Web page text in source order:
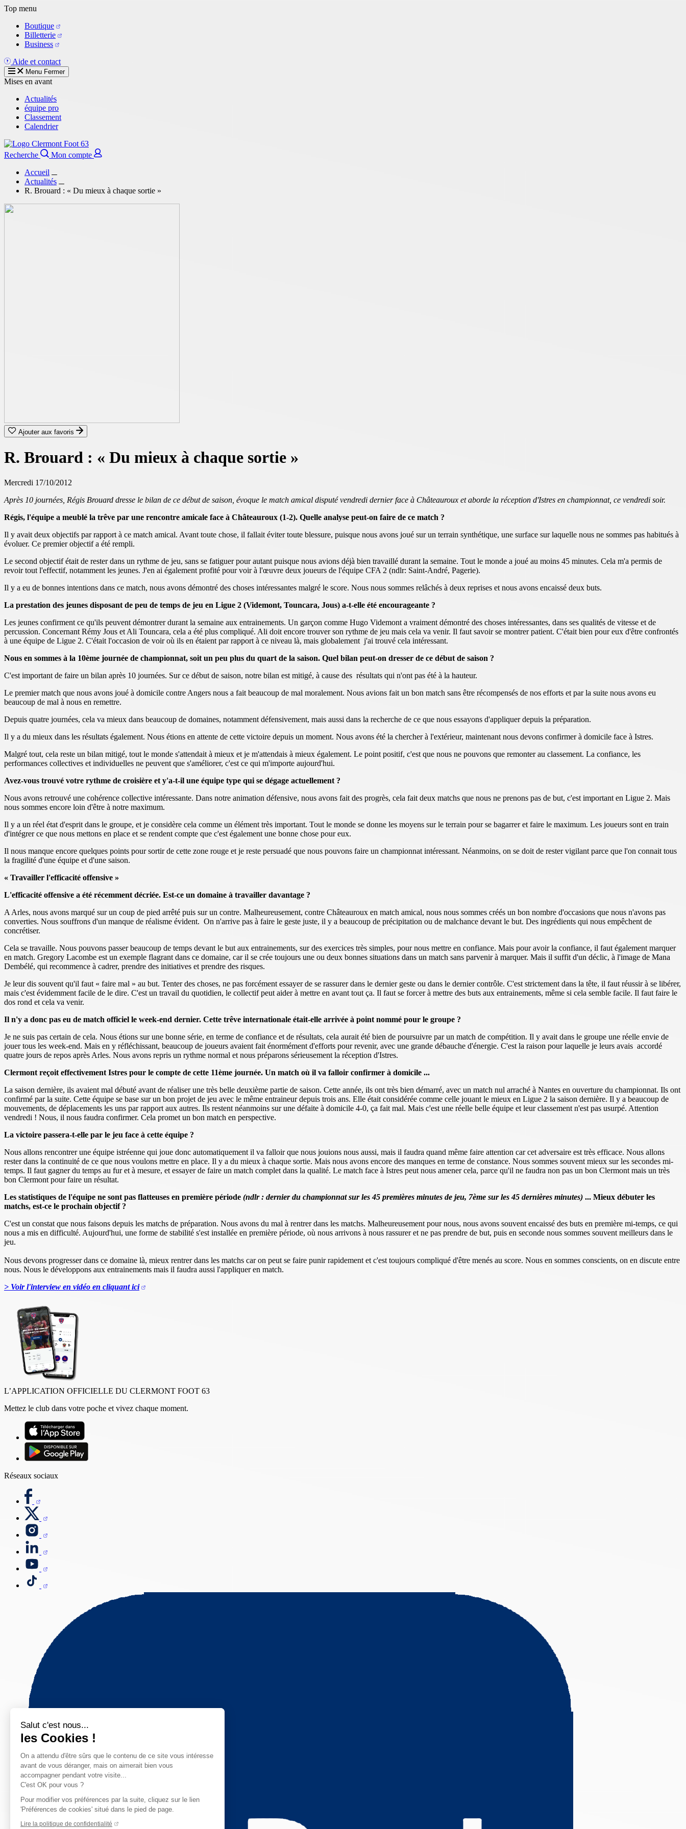
Salut c'est nous...
les Cookies !
On a attendu d'être sûrs que le contenu de ce site vous intéresse
avant de vous déranger, mais on aimerait bien vous
accompagner pendant votre visite...
C'est OK pour vous ?
Pour modifier vos préférences par la suite, cliquez sur le lien
'Préférences de cookies' situé dans le pied de page.
Lire la politique de confidentialité
Aller
contenu
principal
Top menu
Boutique
Billetterie
Business
Aide et contact
Menu Fermer
Mises en avant
Actualités
équipe pro
Classement
Calendrier
Recherche
Mon compte
Accueil
Actualités
R. Brouard : « Du mieux à chaque sortie »
Ajouter aux favoris
R. Brouard : « Du mieux à chaque sortie »
Mercredi 17/10/2012
Après 10 journées, Régis Brouard dresse le bilan de ce début de saison, évoque le match amical disputé vendredi dernier face à Châteauroux et aborde la réception d'Istres en championnat, ce vendredi soir.
Régis, l'équipe a meublé la trêve par une rencontre amicale face à Châteauroux (1-2). Quelle analyse peut-on faire de ce match ?
Il y avait deux objectifs par rapport à ce match amical. Avant toute chose, il fallait éviter toute blessure, puisque nous avons joué sur un terrain synthétique, une surface sur laquelle nous ne sommes pas habitués à
évoluer. Ce premier objectif a été rempli.
Le second objectif était de rester dans un rythme de jeu, sans se fatiguer pour autant puisque nous avions déjà bien travaillé durant la semaine. Tout le monde a joué au moins 45 minutes. Cela m'a permis de
revoir tout l'effectif, notamment les jeunes. J'en ai également profité pour voir à l'œuvre deux joueurs de l'équipe CFA 2 (ndlr: Saint-André, Pagerie).
Il y a eu de bonnes intentions dans ce match, nous avons démontré des choses intéressantes malgré le score. Nous nous sommes relâchés à deux reprises et nous avons encaissé deux buts.
La prestation des jeunes disposant de peu de temps de jeu en Ligue 2 (Videmont, Touncara, Jous) a-t-elle été encourageante ?
Les jeunes confirment ce qu'ils peuvent démontrer durant la semaine aux entrainements. Un garçon comme Hugo Videmont a vraiment démontré des choses intéressantes, dans ses qualités de vitesse et de
percussion. Concernant Rémy Jous et Ali Touncara, cela a été plus compliqué. Ali doit encore trouver son rythme de jeu mais cela va venir. Il faut savoir se montrer patient. C'était bien pour eux d'être confrontés
à une équipe de Ligue 2. C'était l'occasion de voir où ils en étaient par rapport à ce niveau là, mais globalement j'ai trouvé cela intéressant.
Nous en sommes à la 10ème journée de championnat, soit un peu plus du quart de la saison. Quel bilan peut-on dresser de ce début de saison ?
C'est important de faire un bilan après 10 journées. Sur ce début de saison, notre bilan est mitigé, à cause des résultats qui n'ont pas été à la hauteur.
Le premier match que nous avons joué à domicile contre Angers nous a fait beaucoup de mal moralement. Nous avions fait un bon match sans être récompensés de nos efforts et par la suite nous avons eu
beaucoup de mal à nous en remettre.
Depuis quatre journées, cela va mieux dans beaucoup de domaines, notamment défensivement, mais aussi dans la recherche de ce que nous essayons d'appliquer depuis la préparation.
Il y a du mieux dans les résultats également. Nous étions en attente de cette victoire depuis un moment. Nous avons été la chercher à l'extérieur, maintenant nous devons confirmer à domicile face à Istres.
Malgré tout, cela reste un bilan mitigé, tout le monde s'attendait à mieux et je m'attendais à mieux également. Le point positif, c'est que nous ne pouvons que remonter au classement. La confiance, les
performances collectives et individuelles ne peuvent que s'améliorer, c'est ce qui m'importe aujourd'hui.
Avez-vous trouvé votre rythme de croisière et y'a-t-il une équipe type qui se dégage actuellement ?
Nous avons retrouvé une cohérence collective intéressante. Dans notre animation défensive, nous avons fait des progrès, cela fait deux matchs que nous ne prenons pas de but, c'est important en Ligue 2. Mais
nous sommes encore loin d'être à notre maximum.
Il y a un réel état d'esprit dans le groupe, et je considère cela comme un élément très important. Tout le monde se donne les moyens sur le terrain pour se bagarrer et faire le maximum. Les joueurs sont en train
d'intégrer ce que nous mettons en place et se rendent compte que c'est également une bonne chose pour eux.
Il nous manque encore quelques points pour sortir de cette zone rouge et je reste persuadé que nous pouvons faire un championnat intéressant. Néanmoins, on se doit de rester vigilant parce que l'on connait tous
la fragilité d'une équipe et d'une saison.
« Travailler l'efficacité offensive »
L'efficacité offensive a été récemment décriée. Est-ce un domaine à travailler davantage ?
A Arles, nous avons marqué sur un coup de pied arrêté puis sur un contre. Malheureusement, contre Châteauroux en match amical, nous nous sommes créés un bon nombre d'occasions que nous n'avons pas
converties. Nous souffrons d'un manque de réalisme évident. On n'arrive pas à faire le geste juste, il y a beaucoup de précipitation ou de malchance devant le but. Des ingrédients qui nous empêchent de
concrétiser.
Cela se travaille. Nous pouvons passer beaucoup de temps devant le but aux entrainements, sur des exercices très simples, pour nous mettre en confiance. Mais pour avoir la confiance, il faut également marquer
en match. Gregory Lacombe est un exemple flagrant dans ce domaine, car il se crée toujours une ou deux bonnes situations dans un match sans parvenir à marquer. Mais il suffit d'un déclic, à l'image de Mana
Dembélé, qui recommence à cadrer, prendre des initiatives et prendre des risques.
Je leur dis souvent qu'il faut « faire mal » au but. Tenter des choses, ne pas forcément essayer de se rassurer dans le dernier geste ou dans le dernier contrôle. C'est strictement dans la tête, il faut réussir à se libérer,
mais c'est évidemment facile de le dire. C'est un travail du quotidien, le collectif peut aider à mettre en avant tout ça. Il faut se forcer à mettre des buts aux entrainements, même si cela semble facile. Il faut faire le
dos rond et cela va venir.
Il n'y a donc pas eu de match officiel le week-end dernier. Cette trêve internationale était-elle arrivée à point nommé pour le groupe ?
Je ne suis pas certain de cela. Nous étions sur une bonne série, en terme de confiance et de résultats, cela aurait été bien de poursuivre par un match de compétition. Il y avait dans le groupe une réelle envie de
jouer tous les week-end. Mais en y réfléchissant, beaucoup de joueurs avaient fait énormément d'efforts pour revenir, avec une grande débauche d'énergie. C'est la raison pour laquelle je leurs avais accordé
quatre jours de repos après Arles. Nous avons repris un rythme normal et nous préparons sérieusement la réception d'Istres.
Clermont reçoit effectivement Istres pour le compte de cette 11ème journée. Un match où il va falloir confirmer à domicile ...
La saison dernière, ils avaient mal débuté avant de réaliser une très belle deuxième partie de saison. Cette année, ils ont très bien démarré, avec un match nul arraché à Nantes en ouverture du championnat. Ils ont
confirmé par la suite. Cette équipe se base sur un bon projet de jeu avec le même entraineur depuis trois ans. Elle était considérée comme celle jouant le mieux en Ligue 2 la saison dernière. Il y a beaucoup de
mouvements, de déplacements les uns par rapport aux autres. Ils restent néanmoins sur une défaite à domicile 4-0, ça fait mal. Mais c'est une réelle belle équipe et leur classement n'est pas usurpé. Attention
vendredi ! Nous, il nous faudra confirmer. Cela promet un bon match en perspective.
La victoire passera-t-elle par le jeu face à cette équipe ?
Nous allons rencontrer une équipe istréenne qui joue donc automatiquement il va falloir que nous jouions nous aussi, mais il faudra quand même faire attention car cet adversaire est très efficace. Nous allons
rester dans la continuité de ce que nous voulons mettre en place. Il y a du mieux à chaque sortie. Mais nous avons encore des manques en terme de constance. Nous sommes souvent mieux sur les secondes mi-
temps. Il faut gagner du temps au fur et à mesure, et essayer de faire un match complet dans la qualité. Le match face à Istres peut nous amener cela, parce qu'il ne faudra non pas un bon Clermont mais un très
bon Clermont pour faire un résultat.
Les statistiques de l'équipe ne sont pas flatteuses en première période (ndlr : dernier du championnat sur les 45 premières minutes de jeu, 7ème sur les 45 dernières minutes) ... Mieux débuter les
matchs, est-ce le prochain objectif ?
C'est un constat que nous faisons depuis les matchs de préparation. Nous avons du mal à rentrer dans les matchs. Malheureusement pour nous, nous avons souvent encaissé des buts en première mi-temps, ce qui
nous a mis en difficulté. Aujourd'hui, une forme de stabilité s'est installée en première période, où nous arrivons à nous rassurer et ne pas prendre de but, puis en seconde nous sommes souvent meilleurs dans le
jeu.
Nous devons progresser dans ce domaine là, mieux rentrer dans les matchs car on peut se faire punir rapidement et c'est toujours compliqué d'être menés au score. Nous en sommes conscients, on en discute entre
nous. Nous le développons aux entrainements mais il faudra aussi l'appliquer en match.
> Voir l'interview en vidéo en cliquant ici
L’APPLICATION OFFICIELLE DU CLERMONT FOOT 63
Mettez le club dans votre poche et vivez chaque moment.
Réseaux sociaux